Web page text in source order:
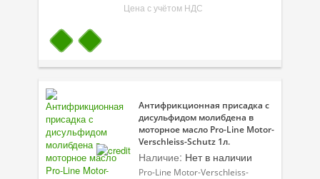
Цена с учётом НДС
Антифрикционная присадка с
дисульфидом молибдена в
моторное масло Pro-Line Motor-
Verschleiss-Schutz 1л.
Наличие: Нет в наличии
Pro-Line Motor-Verschleiss-